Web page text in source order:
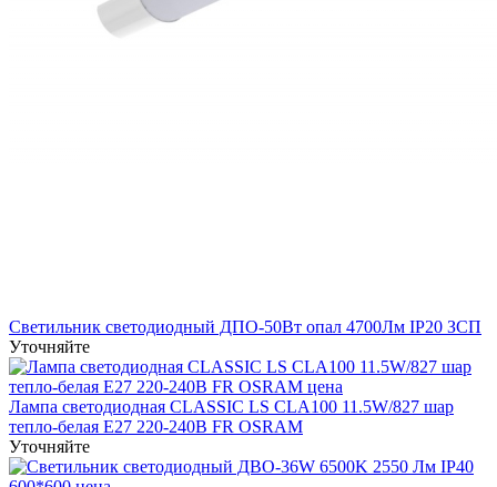
Светильник светодиодный ДПО-50Вт опал 4700Лм IP20 ЗСП
Уточняйте
Лампа светодиодная CLASSIC LS CLA100 11.5W/827 шар
тепло-белая Е27 220-240В FR OSRAM
Уточняйте